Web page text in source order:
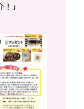
」